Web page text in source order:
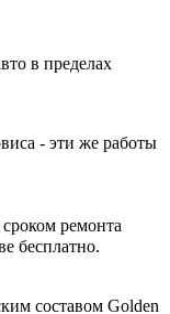
в пределах
- эти же работы
ремонта
бесплатно.
составом Golden